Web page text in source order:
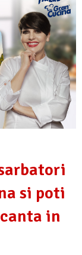
si poti
in